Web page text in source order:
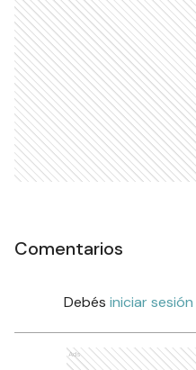
Comentarios
Debés iniciar sesión
Ads